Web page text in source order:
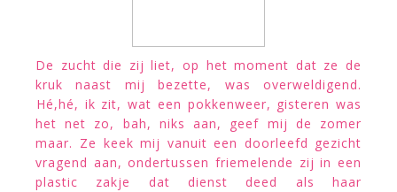
De zucht die zij liet, op het moment dat ze de
kruk naast mij bezette, was overweldigend.
Hé,hé, ik zit, wat een pokkenweer, gisteren was
het net zo, bah, niks aan, geef mij de zomer
maar. Ze keek mij vanuit een doorleefd gezicht
vragend aan, ondertussen friemelende zij in een
plastic zakje dat dienst deed als haar